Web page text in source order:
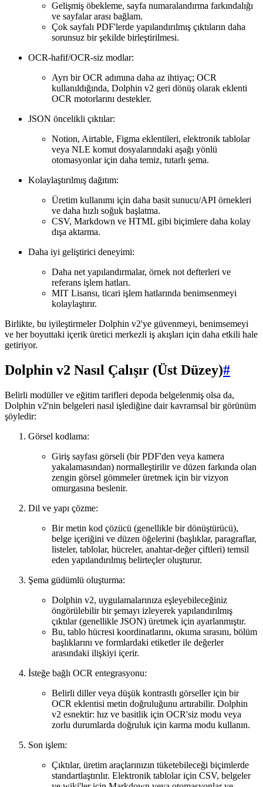
Gelişmiş öbekleme, sayfa numaralandırma farkındalığı
ve sayfalar arası bağlam.
Çok sayfalı PDF'lerde yapılandırılmış çıktıların daha
sorunsuz bir şekilde birleştirilmesi.
OCR-hafif/OCR-siz modlar:
Ayrı bir OCR adımına daha az ihtiyaç; OCR
kullanıldığında, Dolphin v2 geri dönüş olarak eklenti
OCR motorlarını destekler.
JSON öncelikli çıktılar:
Notion, Airtable, Figma eklentileri, elektronik tablolar
veya NLE komut dosyalarındaki aşağı yönlü
otomasyonlar için daha temiz, tutarlı şema.
Kolaylaştırılmış dağıtım:
Üretim kullanımı için daha basit sunucu/API örnekleri
ve daha hızlı soğuk başlatma.
CSV, Markdown ve HTML gibi biçimlere daha kolay
dışa aktarma.
Daha iyi geliştirici deneyimi:
Daha net yapılandırmalar, örnek not defterleri ve
referans işlem hatları.
MIT Lisansı, ticari işlem hatlarında benimsenmeyi
kolaylaştırır.
Birlikte, bu iyileştirmeler Dolphin v2'ye güvenmeyi, benimsemeyi
ve her boyuttaki içerik üretici merkezli iş akışları için daha etkili hale
getiriyor.
Dolphin v2 Nasıl Çalışır (Üst Düzey)#
Belirli modüller ve eğitim tarifleri depoda belgelenmiş olsa da,
Dolphin v2'nin belgeleri nasıl işlediğine dair kavramsal bir görünüm
şöyledir:
Görsel kodlama:
Giriş sayfası görseli (bir PDF'den veya kamera
yakalamasından) normalleştirilir ve düzen farkında olan
zengin görsel gömmeler üretmek için bir vizyon
omurgasına beslenir.
Dil ve yapı çözme:
Bir metin kod çözücü (genellikle bir dönüştürücü),
belge içeriğini ve düzen öğelerini (başlıklar, paragraflar,
listeler, tablolar, hücreler, anahtar-değer çiftleri) temsil
eden yapılandırılmış belirteçler oluşturur.
Şema güdümlü oluşturma:
Dolphin v2, uygulamalarınıza eşleyebileceğiniz
öngörülebilir bir şemayı izleyerek yapılandırılmış
çıktılar (genellikle JSON) üretmek için ayarlanmıştır.
Bu, tablo hücresi koordinatlarını, okuma sırasını, bölüm
başlıklarını ve formlardaki etiketler ile değerler
arasındaki ilişkiyi içerir.
İsteğe bağlı OCR entegrasyonu:
Belirli diller veya düşük kontrastlı görseller için bir
OCR eklentisi metin doğruluğunu artırabilir. Dolphin
v2 esnektir: hız ve basitlik için OCR'siz modu veya
zorlu durumlarda doğruluk için karma modu kullanın.
Son işlem:
Çıktılar, üretim araçlarınızın tüketebileceği biçimlerde
standartlaştırılır. Elektronik tablolar için CSV, belgeler